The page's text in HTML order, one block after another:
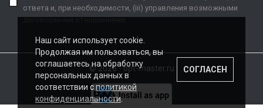
ответа и, при необходимости, (iii) управления возможными
договорными отношениями.
© 2026 - opt-master.ru
Наш сайт использует cookie.
Продолжая им пользоваться, вы
соглашаетесь на обработку
персональных данных в
соответствии сполитикой
конфиденциальности.
СОГЛАСЕН